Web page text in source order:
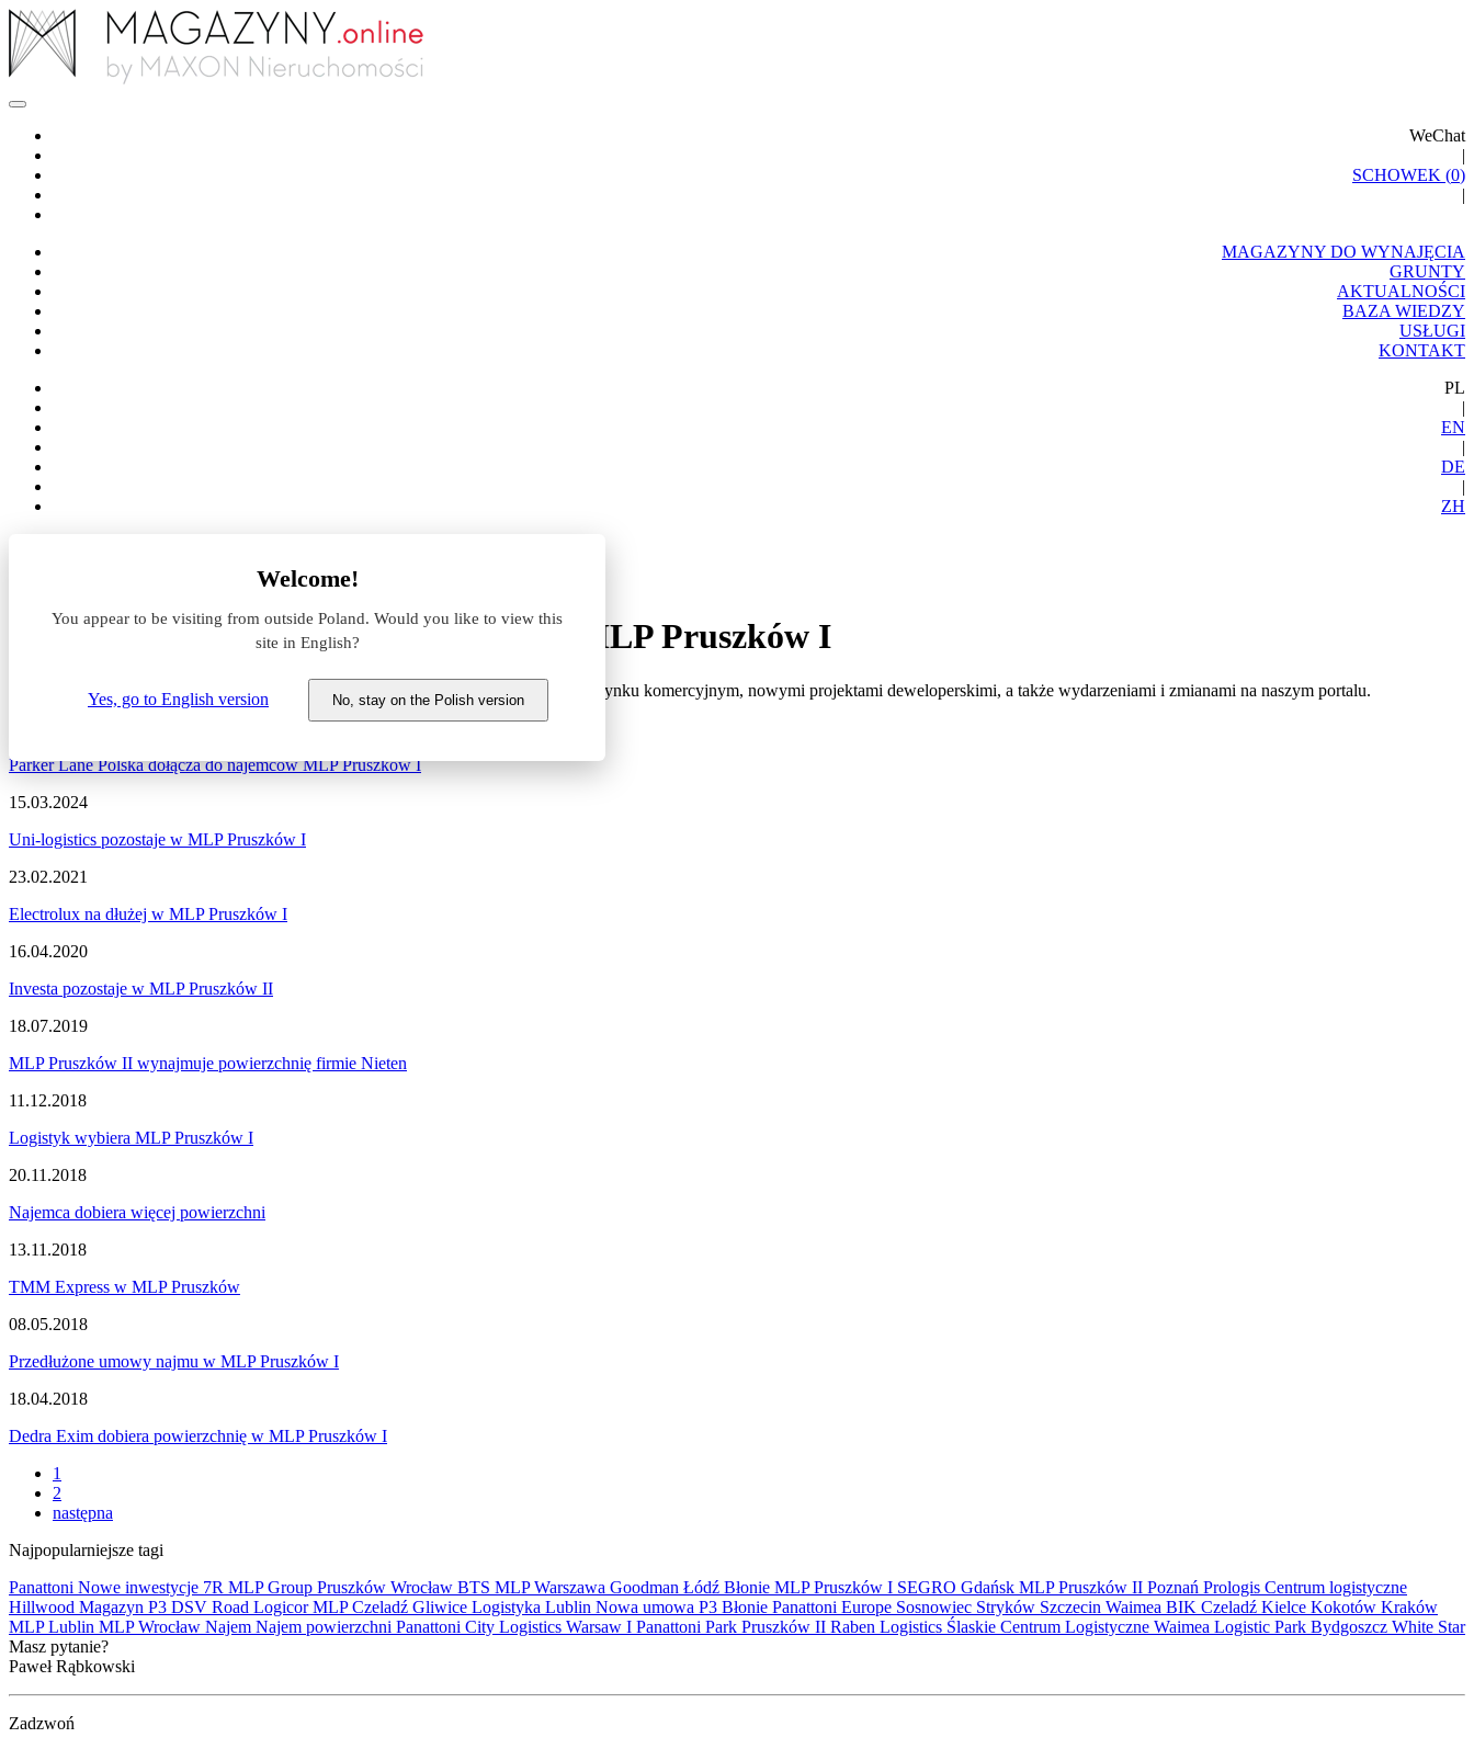
WeChat
|
SCHOWEK (0)
|
MAGAZYNY DO WYNAJĘCIA
GRUNTY
AKTUALNOŚCI
BAZA WIEDZY
USŁUGI
KONTAKT
PL
|
EN
|
DE
|
ZH
Welcome!
You appear to be visiting from outside Poland. Would you like to view this
site in English?
Yes, go to English version No, stay on the Polish version
Aktualności z rynku magazynowego #MLP Pruszków I
Zapraszamy do zapoznania się z najnowszymi informacjami dotyczącymi sytuacji na rynku komercyjnym, nowymi projektami deweloperskimi, a także wydarzeniami i zmianami na naszym portalu.
Parker Lane Polska dołącza do najemców MLP Pruszków I
15.03.2024
Uni-logistics pozostaje w MLP Pruszków I
23.02.2021
Electrolux na dłużej w MLP Pruszków I
16.04.2020
Investa pozostaje w MLP Pruszków II
18.07.2019
MLP Pruszków II wynajmuje powierzchnię firmie Nieten
11.12.2018
Logistyk wybiera MLP Pruszków I
20.11.2018
Najemca dobiera więcej powierzchni
13.11.2018
TMM Express w MLP Pruszków
08.05.2018
Przedłużone umowy najmu w MLP Pruszków I
18.04.2018
Dedra Exim dobiera powierzchnię w MLP Pruszków I
1
2
następna
Najpopularniejsze tagi
Panattoni Nowe inwestycje 7R MLP Group Pruszków Wrocław BTS MLPWarszawa Goodman Łódź Błonie MLP Pruszków I SEGRO Gdańsk MLP Pruszków II Poznań Prologis Centrum logistyczne
Hillwood Magazyn P3 DSV Road LogicorMLP Czeladź Gliwice Logistyka Lublin Nowa umowa P3 Błonie Panattoni Europe Sosnowiec Stryków Szczecin Waimea BIK Czeladź Kielce Kokotów Kraków
MLP Lublin MLP Wrocław Najem Najem powierzchni Panattoni City Logistics Warsaw I Panattoni Park Pruszków II Raben Logistics Ślaskie Centrum Logistyczne Waimea Logistic Park Bydgoszcz White Star
Masz pytanie?
Paweł Rąbkowski
Zadzwoń